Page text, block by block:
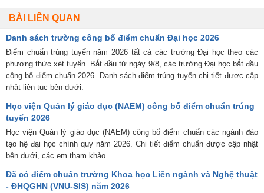
BÀI LIÊN QUAN
Danh sách trường công bố điểm chuẩn Đại học 2026
Điểm chuẩn trúng tuyển năm 2026 tất cả các trường Đại học theo các
phương thức xét tuyển. Bắt đầu từ ngày 9/8, các trường Đại học bắt đầu
công bố điểm chuẩn 2026. Danh sách điểm trúng tuyển chi tiết được cập
nhật liên tục bên dưới.
Học viện Quản lý giáo dục (NAEM) công bố điểm chuẩn trúng
tuyển 2026
Học viện Quản lý giáo dục (NAEM) công bố điểm chuẩn các ngành đào
tạo hệ đại học chính quy năm 2026. Chi tiết điểm chuẩn được cập nhật
bên dưới, các em tham khảo
Đã có điểm chuẩn trường Khoa học Liên ngành và Nghệ thuật
- ĐHQGHN (VNU-SIS) năm 2026